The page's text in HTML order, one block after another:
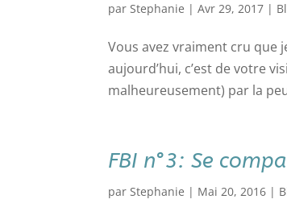
parStephanie |Avr 29, 2017 |
Vous avez vraiment cru que
aujourd’hui, c’est de votre
malheureusement) par la
FBI n°3: Se
parStephanie | Mai 20, 2016 |